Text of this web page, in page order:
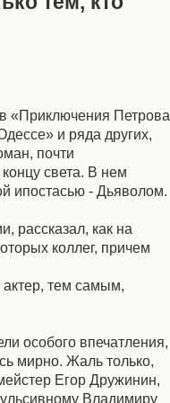
«Приключения Петрова
и ряда других,
почти
света. В нем
ипостасью - Дьяволом.
рассказал, как на
коллег, причем
актер, тем самым,
особого впечатления,
мирно. Жаль только,
Егор Дружинин,
Владимиру